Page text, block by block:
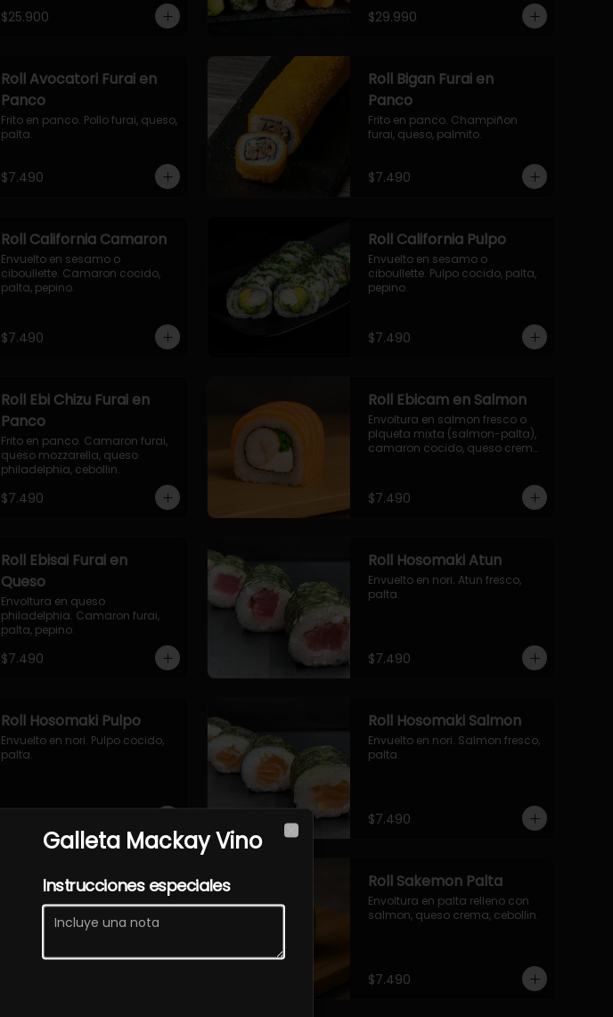
- palmito, pepino, queso,
envuelto en palta.
- pollo, queso, cebollin, envuelto
en panco.
- camaron, queso, cebollin,
envuelto en palta.
- palmito, pepino, queso,
- salmon, queso, palta, envuelto
en queso.
$25.900
- palmito, pepino, queso,
envuelto en palta.
OPCION2:
- pollo, queso, cebollin, envuelto
en panco.
- camaron, queso, cebollin,
envuelto en panco.
- salmon, queso, palta, envuelto
$29.990
Roll Avocatori Furai en
Panco
Frito en panco. Pollo furai, queso,
palta.
$7.490
Roll Bigan Furai en
Panco
Frito en panco. Champiñon
furai, queso, palmito.
$7.490
Roll California Camaron
Envuelto en sesamo o
ciboullette. Camaron cocido,
palta, pepino.
$7.490
Roll California Pulpo
Envuelto en sesamo o
ciboullette. Pulpo cocido, palta,
pepino.
$7.490
Roll Ebi Chizu Furai en
Panco
Frito en panco. Camaron furai,
queso mozzarella, queso
philadelphia, cebollin.
$7.490
Roll Ebicam en Salmon
Envoltura en salmon fresco o
plqueta mixta (salmon-palta),
camaron cocido, queso crema,
$7.490
Roll Ebisai Furai en
Queso
Envoltura en queso
philadelphia. Camaron furai,
palta, pepino.
$7.490
Roll Hosomaki Atun
Envuelto en nori. Atun fresco,
palta.
$7.490
Roll Hosomaki Pulpo
Envuelto en nori. Pulpo cocido,
palta.
Roll Hosomaki Salmon
Envuelto en nori. Salmon fresco,
palta.
$7.490
Roll Sakasai en Queso
Envoltura en queso crema,
relleno de salmón, pepino, palta.
Roll Sakemon Palta
Envoltura en palta relleno con
salmon, queso crema, cebollin.
$7.490
Galleta Mackay Vino
Instrucciones especiales